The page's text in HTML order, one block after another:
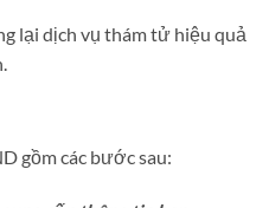
lại dịch vụ thám tử hiệu quả
gồm các bước sau: